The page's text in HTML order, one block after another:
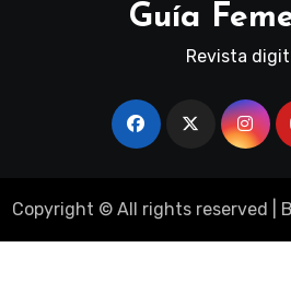
Guía
Revista
Copyright © All rights reserved